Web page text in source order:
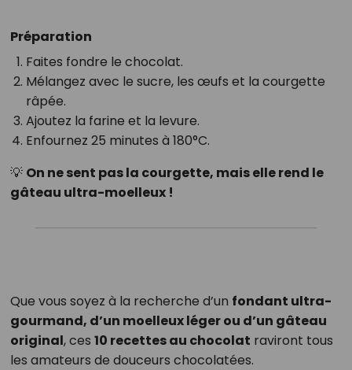
Préparation
Faites fondre le chocolat.
Mélangez avec le sucre, les œufs et la courgette
râpée.
Ajoutez la farine et la levure.
Enfournez 25 minutes à 180°C.
💡 On ne sent pas la courgette, mais elle rend le
gâteau ultra-moelleux !
Que vous soyez à la recherche d’un fondant ultra-
gourmand, d’un moelleux léger ou d’un gâteau
original, ces 10 recettes au chocolat raviront tous
les amateurs de douceurs chocolatées.